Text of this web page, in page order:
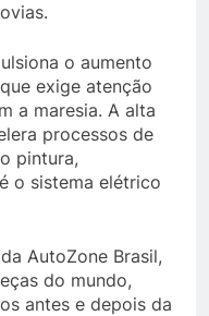
o aumento
exige atenção
a maresia. A alta
processos de
pintura,
o sistema elétrico
AutoZone Brasil,
do mundo,
antes e depois da